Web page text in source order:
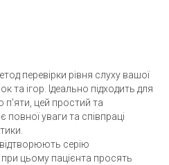
перевірки рівня слуху вашої
та ігор. Ідеально підходить для
п'яти, цей простий та
повної уваги та співпраці
серію
при цьому пацієнта просять